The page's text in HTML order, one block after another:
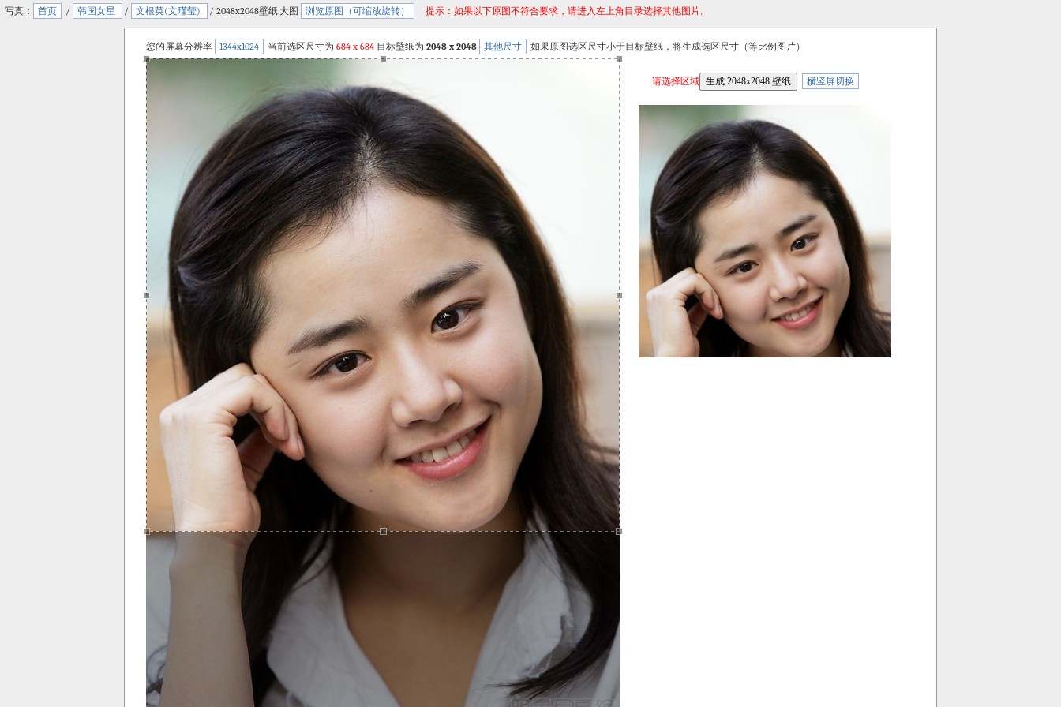
写真： 首页 / 韩国女星 / 文根英(文瑾莹) / 2048x2048壁纸.大图 浏览原图（可缩放旋转） 提示：如果以下原图不符合要求，请进入左上角目录选择其他图片。
您的屏幕分辨率 1344x1024 当前选区尺寸为 684 x 684 目标壁纸为 2048 x 2048 其他尺寸 如果原图选区尺寸小于目标壁纸，将生成选区尺寸（等比例图片）
请选择区域 横竖屏切换